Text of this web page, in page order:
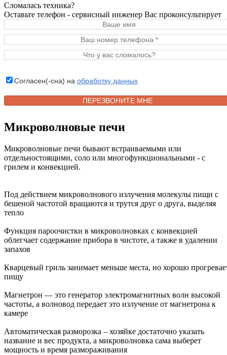
Сломалась техника?
Оставьте телефон - сервисный инженер Вас проконсультирует
Согласен(-сна) на обработку данных
Микроволновые печи
Микроволновые печи бывают встраиваемыми или
отдельностоящими, соло или многофункциональными - с
грилем и конвекцией.
Под действием микроволнового излучения молекулы пищи с
бешеной частотой вращаются и трутся друг о друга, выделяя
тепло
Функция пароочистки в микроволновках с конвекцией
облегчает содержание прибора в чистоте, а также в удалении
запахов
Кварцевый гриль занимает меньше места, но хорошо
пищу
Магнетрон — это генератор электромагнитных волн высокой
частоты, а волновод передает это излучение от магнетрона к
камере
Автоматическая разморозка – хозяйке достаточно указать
название и вес продукта, а микроволновка сама выберет
мощность и время размораживания